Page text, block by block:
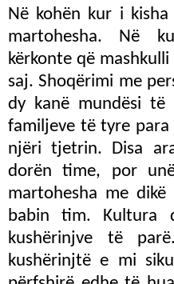
Në kohën kur i
martohesha. Në
kërkonte që
saj. Shoqërimi me
dy kanë mundësi
familjeve të tyre para
njëri tjetrin. Disa
dorën time, por
martohesha me
babin tim. Kultura
kushërinjve të
kushërinjtë e mi